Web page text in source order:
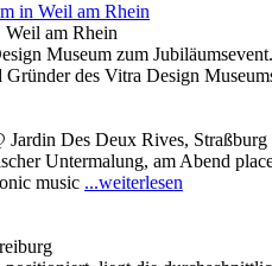
in Weil am Rhein
Weil am Rhein
Museum zum
des Vitra Design
Jardin Des Deux Rives, Straßburg
Untermalung, am Abend
music ...weiterlesen